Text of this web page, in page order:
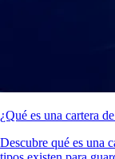
¿Qué es una cartera
Descubre qué es una